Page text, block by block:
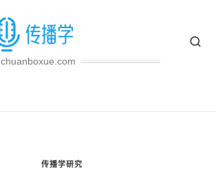
chuanboxue.com
传播学研究